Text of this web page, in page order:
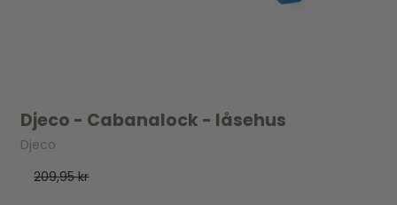
Djeco - Cabanalock - låsehus
Djeco
209,95 kr